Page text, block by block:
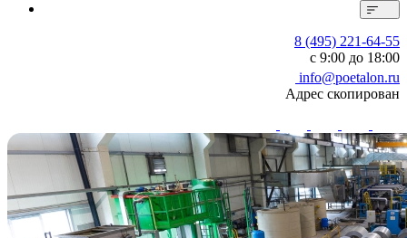
8 (495) 221-64-55
с 9:00 до 18:00
info@poetalon.ru
Адрес скопирован